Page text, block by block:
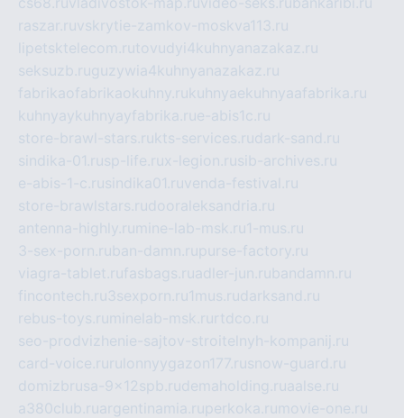
raszar.ruvskrytie-zamkov-moskva113.ru
lipetsktelecom.rutovudyi4kuhnyanazakaz.ru
seksuzb.ruguzywia4kuhnyanazakaz.ru
fabrikaofabrikaokuhny.rukuhnyaekuhnyaafabrika.ru
kuhnyaykuhnyayfabrika.rue-abis1c.ru
store-brawl-stars.rukts-services.rudark-sand.ru
sindika-01.rusp-life.rux-legion.rusib-archives.ru
e-abis-1-c.rusindika01.ruvenda-festival.ru
store-brawlstars.rudooraleksandria.ru
antenna-highly.ru mine-lab-msk.ru1-mus.ru
3-sex-porn.ruban-damn.rupurse-factory.ru
viagra-tablet.rufasbags.ruadler-jun.rubandamn.ru
fincontech.ru3sexporn.ru1mus.rudarksand.ru
rebus-toys.ru minelab-msk.ru rtdco.ru
seo-prodvizhenie-sajtov-stroitelnyh-kompanij.ru
card-voice.ru rulonnyygazon177.rusnow-guard.ru
domizbrusa-9x12spb.rudemaholding.ruaalse.ru
a380club.ruargentinamia.ruperkoka.ru movie-one.ru